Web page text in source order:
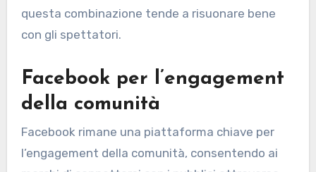
questa combinazione tende a risuonare bene
con gli spettatori.
Facebook per l’engagement
della comunità
Facebook rimane una piattaforma chiave per
l’engagement della comunità, consentendo ai